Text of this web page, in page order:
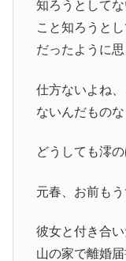
知ろうとして
こと知ろうと
だったように
仕方ないよね
ないんだものな
どうしても澪
元春、お前も
彼女と付き合
山の家で離婚